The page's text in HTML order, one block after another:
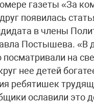
газеты «За
появилась
в члены
Постышева.
посматривали на
нее детей
ребятишек
ославили это